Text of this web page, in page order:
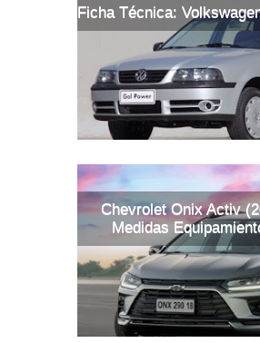
Ficha Técnica:
Chevrolet Onix Activ
Medidas